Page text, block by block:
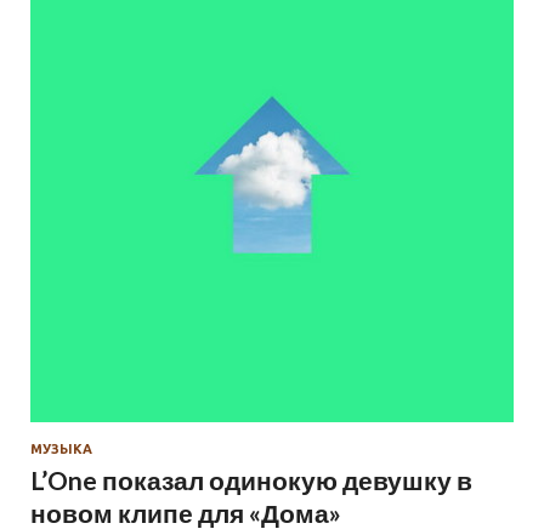
МУЗЫКА
L’One показал одинокую девушку в
новом клипе для «Дома»